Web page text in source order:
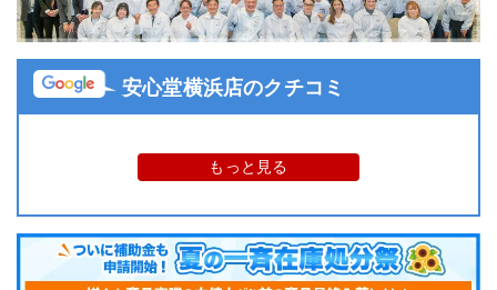
安心堂横浜店のクチコミ
もっと見る